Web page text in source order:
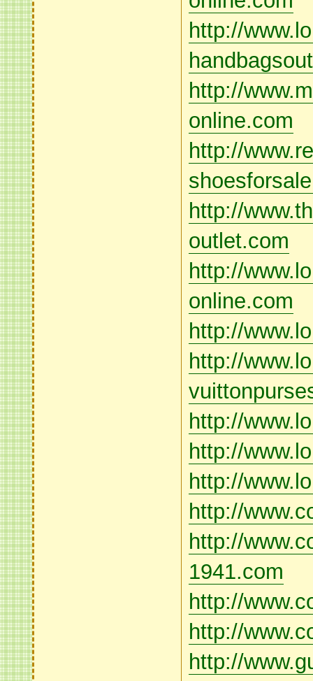
http://
http://
online.com
http://
http://
outlet.com
http://
online.com
http://
http://
http://
http://
http://
http://
http://
1941.com
http://
http://
http://